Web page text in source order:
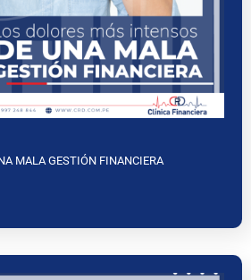
MALA GESTIÓN FINANCIERA